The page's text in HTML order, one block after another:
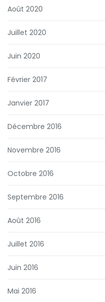
Août 2020
Juillet 2020
Juin 2020
Février 2017
Janvier 2017
Décembre 2016
Novembre 2016
Octobre 2016
Septembre 2016
Août 2016
Juillet 2016
Juin 2016
Mai 2016